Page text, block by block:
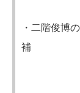
・二階俊博
補